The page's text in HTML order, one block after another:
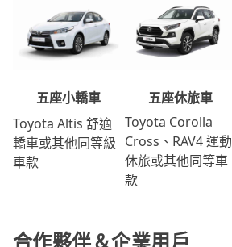
五座小轎車
Toyota Altis 舒適
轎車或其他同等級
車款
五座休旅車
Toyota Corolla
Cross、RAV4 運動
休旅或其他同等車
款
合作夥伴＆企業用戶